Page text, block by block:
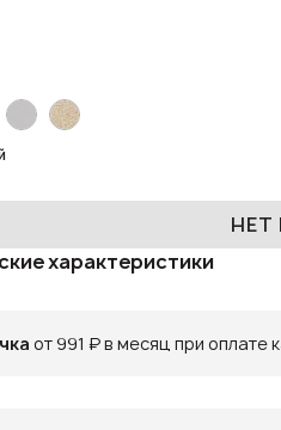
НЕТ
характеристики
от 991 ₽ в месяц при оплате